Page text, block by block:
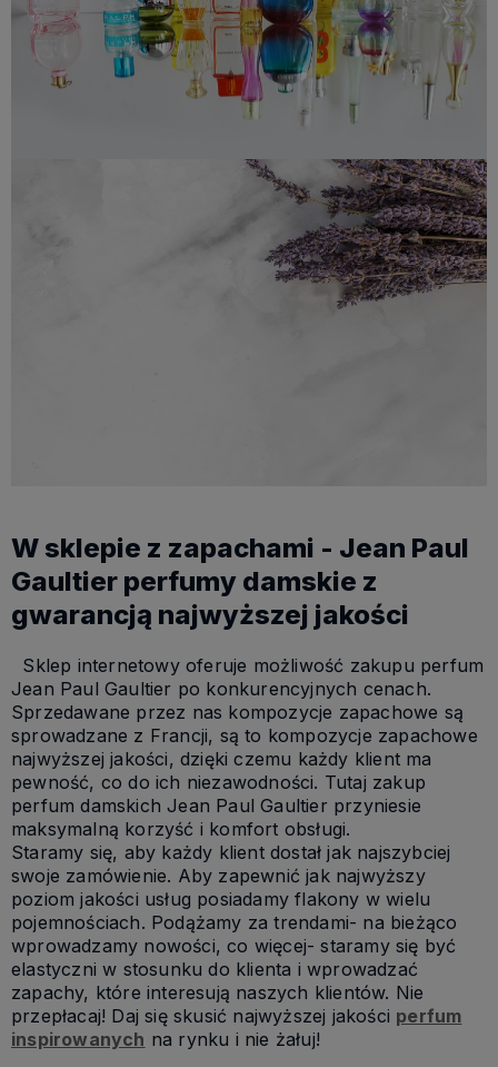
W sklepie z zapachami - Jean Paul
Gaultier perfumy damskie z
gwarancją najwyższej jakości
Sklep internetowy oferuje możliwość zakupu perfum
Jean Paul Gaultier po konkurencyjnych cenach.
Sprzedawane przez nas kompozycje zapachowe są
sprowadzane z Francji, są to kompozycje zapachowe
najwyższej jakości, dzięki czemu każdy klient ma
pewność, co do ich niezawodności. Tutaj zakup
perfum damskich Jean Paul Gaultier przyniesie
maksymalną korzyść i komfort obsługi.
Staramy się, aby każdy klient dostał jak najszybciej
swoje zamówienie. Aby zapewnić jak najwyższy
poziom jakości usług posiadamy flakony w wielu
pojemnościach. Podążamy za trendami- na bieżąco
wprowadzamy nowości, co więcej- staramy się być
elastyczni w stosunku do klienta i wprowadzać
zapachy, które interesują naszych klientów. Nie
przepłacaj! Daj się skusić najwyższej jakości perfum
inspirowanych na rynku i nie żałuj!